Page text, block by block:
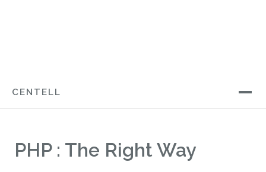
CENTELL
PHP : The Right Way